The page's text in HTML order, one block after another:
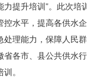
提升培训”。此次培
控水平，提高各供水
处理能力，保障人民
省各市、县公共供水
。